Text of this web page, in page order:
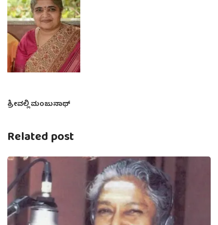
ಶ್ರೀವಲ್ಲಿ ಮಂಜುನಾಥ್
Related post